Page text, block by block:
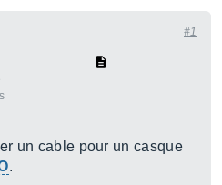
#1
un cable pour un casque
.